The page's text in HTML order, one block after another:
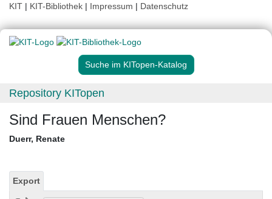
KIT | KIT-Bibliothek | Impressum | Datenschutz
Suche im KITopen-Katalog
Repository KITopen
Sind Frauen Menschen?
Duerr, Renate
Export